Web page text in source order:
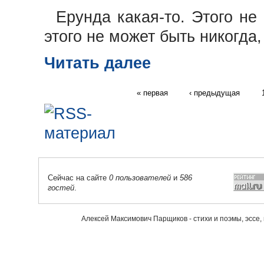
Ерунда какая-то. Этого
этого не может быть
Читать далее
« первая ‹ предыдущая
Сейчас на сайте 0 пользователей и 586
гостей
Алексей Максимович Парщиков - стихи и поэмы,